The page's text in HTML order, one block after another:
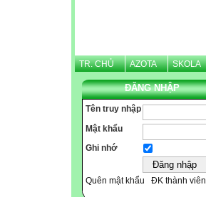
TR. CHỦ AZOTA SKOLA
ĐĂNG NHẬP
Tên truy nhập
Mật khẩu
Ghi nhớ
Quên mật khẩu ĐK thành viên